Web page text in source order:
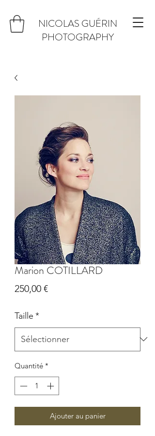
NICOLAS GUÉRIN
PHOTOGRAPHY
Marion COTILLARD
250,00 €Prix
Taille *
Quantité *
Ajouter au panier